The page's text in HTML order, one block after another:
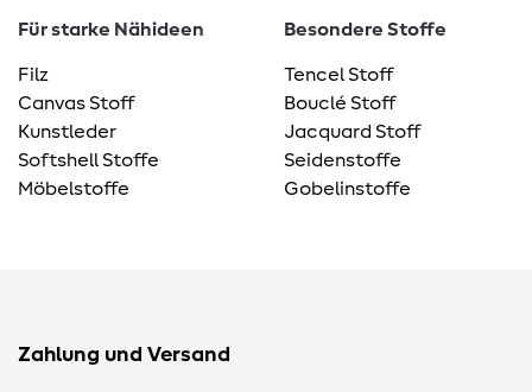
Für starke Nähideen
Filz
Canvas Stoff
Kunstleder
Softshell Stoffe
Möbelstoffe
Besondere Stoffe
Tencel Stoff
Bouclé Stoff
Jacquard Stoff
Seidenstoffe
Gobelinstoffe
Zahlung und Versand